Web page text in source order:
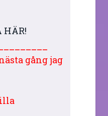
HÄR!
gång jag